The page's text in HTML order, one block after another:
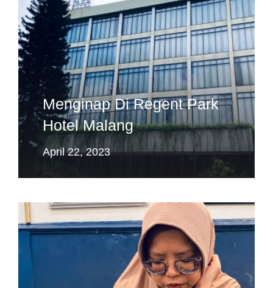
Menginap Di Regent Park
Hotel Malang
April 22, 2023